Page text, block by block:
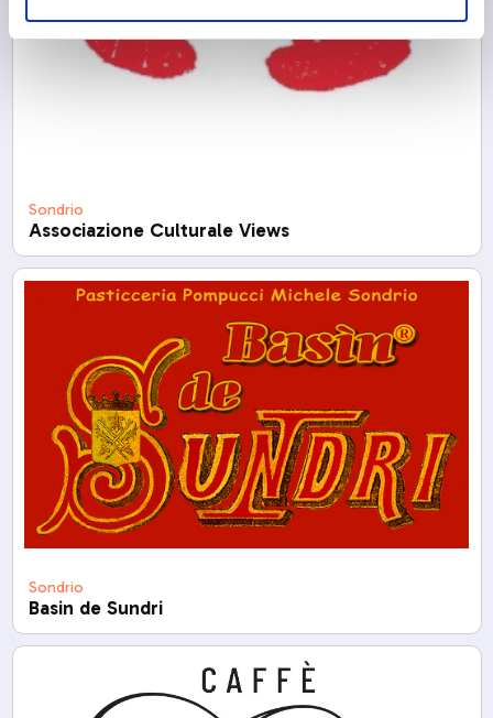
Sondrio
Associazione Culturale Views
Sondrio
Basin de Sundri